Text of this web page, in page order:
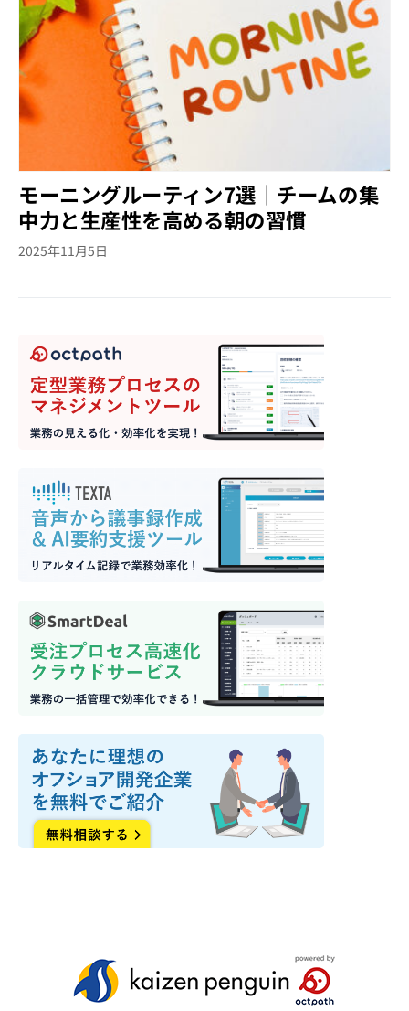
モーニングルーティン7選｜チームの集
中力と生産性を高める朝の習慣
2025年11月5日